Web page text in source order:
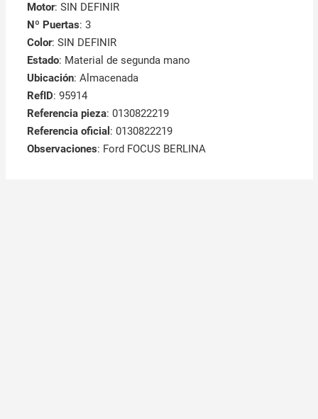
Motor: SIN DEFINIR
Nº Puertas: 3
Color: SIN DEFINIR
Estado: Material de segunda mano
Ubicación: Almacenada
RefID: 95914
Referencia pieza: 0130822219
Referencia oficial : 0130822219
Observaciones: Ford FOCUS BERLINA